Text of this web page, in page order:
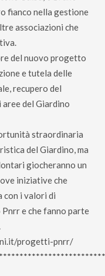
fianco nella gestione
associazioni che
del nuovo progetto
e tutela delle
recupero del
del Giardino
straordinaria
del Giardino, ma
giocheranno un
iniziative che
con i valori di
e che fanno parte
progetti-pnrr/